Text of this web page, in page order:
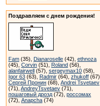
Поздравляем с днем рождения!
Fam (35), Dianaroselle (42), ethnoza
(45), Corvin (51), Roland (56),
alanfairwell (57), sergeymax10 (58),
Igor 63 (63), Radmir (64), zhukoff (67),
Сергей Пронин (68), Andrei Tsvetaev
(71), AndreyTsvetaev (71),
пошаговый дрозд (72), россомах
(72), Anapcha (74)